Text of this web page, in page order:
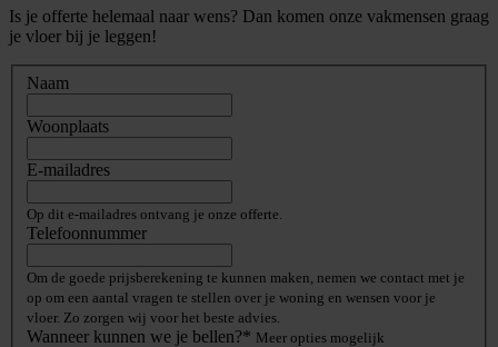
Is je offerte helemaal naar wens? Dan komen onze vakmensen graag
je vloer bij je leggen!
Naam
Woonplaats
E-mailadres
Op dit e-mailadres ontvang je onze offerte.
Telefoonnummer
Om de goede prijsberekening te kunnen maken, nemen we contact met je
op om een aantal vragen te stellen over je woning en wensen voor je
vloer. Zo zorgen wij voor het beste advies.
Wanneer kunnen we je bellen?* Meer opties mogelijk